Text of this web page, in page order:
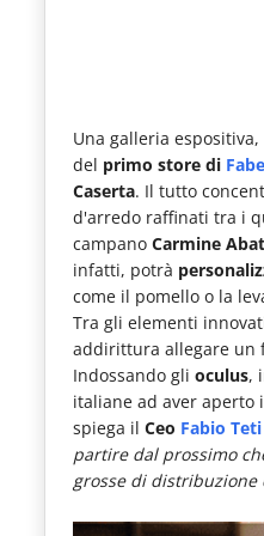
comparto
Horeca.
Una galleria
del primo store di
Caserta. Il tutto
d'arredo raffinati tra i
campano Carmine
infatti, potrà
come il pomello o la
Tra gli elementi
addirittura allegare un
Indossando gli oculus,
italiane ad aver aperto
spiega il Ceo Fabio Teti
partire dal prossimo
grosse di distribuzione